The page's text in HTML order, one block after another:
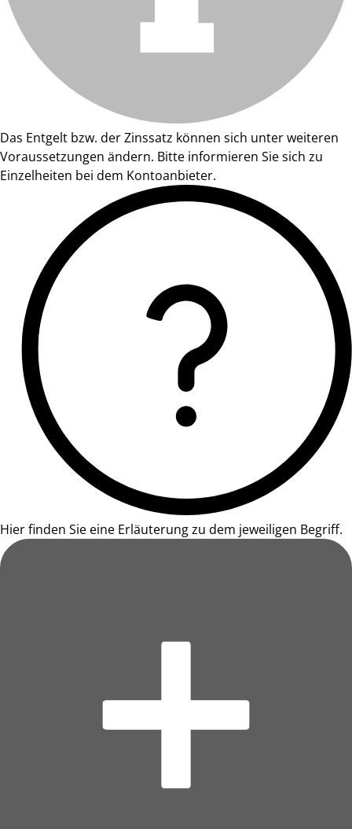
Das Entgelt bzw. der Zinssatz können sich unter weiteren
Voraussetzungen ändern. Bitte informieren Sie sich zu
Einzelheiten bei dem Kontoanbieter.
Hier finden Sie eine Erläuterung zu dem jeweiligen Begriff.